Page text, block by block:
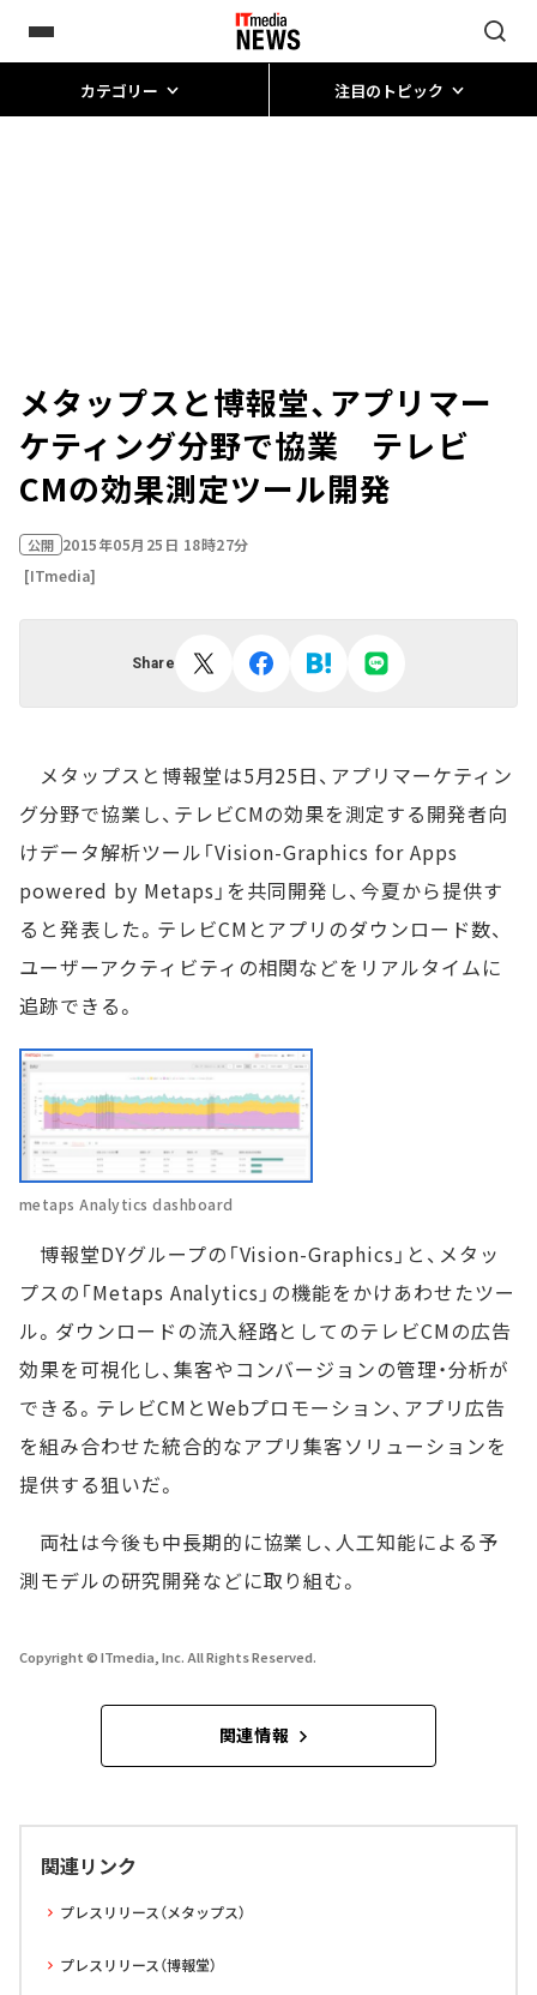
カテゴリー 注目のトピック
メタップスと博報堂、アプリマー
ケティング分野で協業 テレビ
CMの効果測定ツール開発
公開 2015年05月25日 18時27分
[ITmedia]
Share
メタップスと博報堂は5月25日、アプリマーケティン
グ分野で協業し、テレビCMの効果を測定する開発者向
けデータ解析ツール「Vision-Graphics for Apps
powered by Metaps」を共同開発し、今夏から提供す
ると発表した。テレビCMとアプリのダウンロード数、
ユーザーアクティビティの相関などをリアルタイムに
追跡できる。
metaps Analytics dashboard
博報堂DYグループの「Vision-Graphics」と、メタッ
プスの「Metaps Analytics」の機能をかけあわせたツー
ル。ダウンロードの流入経路としてのテレビCMの広告
効果を可視化し、集客やコンバージョンの管理・分析が
できる。テレビCMとWebプロモーション、アプリ広告
を組み合わせた統合的なアプリ集客ソリューションを
提供する狙いだ。
両社は今後も中長期的に協業し、人工知能による予
測モデルの研究開発などに取り組む。
Copyright © ITmedia, Inc. All Rights Reserved.
関連情報
関連リンク
プレスリリース（メタップス）
プレスリリース（博報堂）